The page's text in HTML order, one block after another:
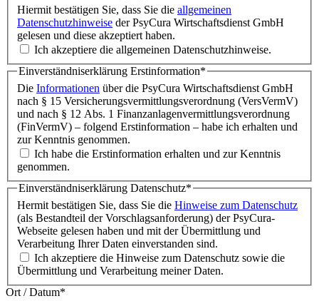
Hiermit bestätigen Sie, dass Sie die allgemeinen
Datenschutzhinweise der PsyCura Wirtschaftsdienst GmbH
gelesen und diese akzeptiert haben.
Ich akzeptiere die allgemeinen Datenschutzhinweise.
Einverständniserklärung Erstinformation*
Die Informationen über die PsyCura Wirtschaftsdienst GmbH
nach § 15 Versicherungsvermittlungsverordnung (VersVermV)
und nach § 12 Abs. 1 Finanzanlagenvermittlungsverordnung
(FinVermV) – folgend Erstinformation – habe ich erhalten und
zur Kenntnis genommen.
Ich habe die Erstinformation erhalten und zur Kenntnis
genommen.
Einverständniserklärung Datenschutz*
Hermit bestätigen Sie, dass Sie die Hinweise zum Datenschutz
(als Bestandteil der Vorschlagsanforderung) der PsyCura-
Webseite gelesen haben und mit der Übermittlung und
Verarbeitung Ihrer Daten einverstanden sind.
Ich akzeptiere die Hinweise zum Datenschutz sowie die
Übermittlung und Verarbeitung meiner Daten.
Ort / Datum*